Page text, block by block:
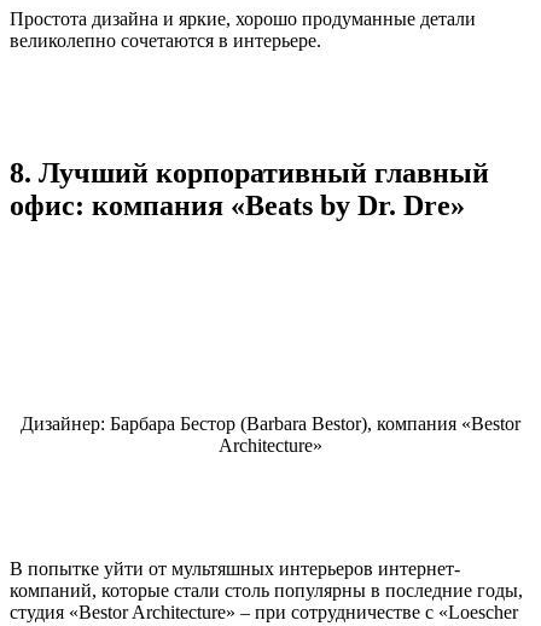
Простота дизайна и яркие, хорошо продуманные детали
великолепно сочетаются в интерьере.
8. Лучший корпоративный главный
офис: компания «Beats by Dr. Dre»
Дизайнер: Барбара Бестор (Barbara Bestor), компания «Bestor
Architecture»
В попытке уйти от мультяшных интерьеров интернет-
компаний, которые стали столь популярны в последние годы,
студия «Bestor Architecture» – при сотрудничестве с «Loescher